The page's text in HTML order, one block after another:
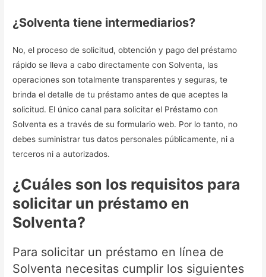
¿Solventa tiene intermediarios?
No, el proceso de solicitud, obtención y pago del préstamo
rápido se lleva a cabo directamente con Solventa, las
operaciones son totalmente transparentes y seguras, te
brinda el detalle de tu préstamo antes de que aceptes la
solicitud. El único canal para solicitar el Préstamo con
Solventa es a través de su formulario web. Por lo tanto, no
debes suministrar tus datos personales públicamente, ni a
terceros ni a autorizados.
¿Cuáles son los requisitos para
solicitar un préstamo en
Solventa?
Para solicitar un préstamo en línea de
Solventa necesitas cumplir los siguientes